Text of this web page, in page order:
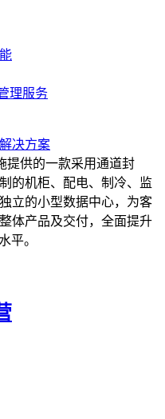
理服务
决方案
提供的一款采用通道封
的机柜、配电、制冷、监
立的小型数据中心，为客
体产品及交付，全面提升
平。